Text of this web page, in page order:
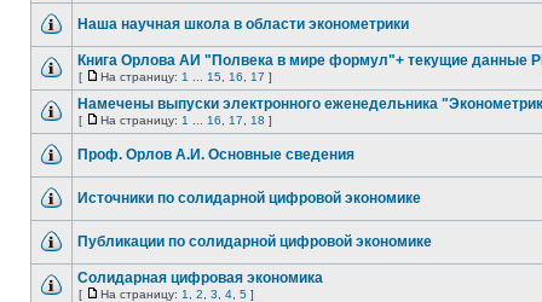
Наша научная школа в области эконометрики
Книга Орлова АИ "Полвека в мире формул"+ текущие данные
[ На страницу: 1 15 16 17 ]
Намечены выпуски электронного еженедельника
[ На страницу: 1 16 17 18 ]
Проф. Орлов А.И. Основные сведения
Источники по солидарной цифровой экономике
Публикации по солидарной цифровой экономике
Солидарная цифровая экономика
[ На страницу: 1 2 3 4 5 ]